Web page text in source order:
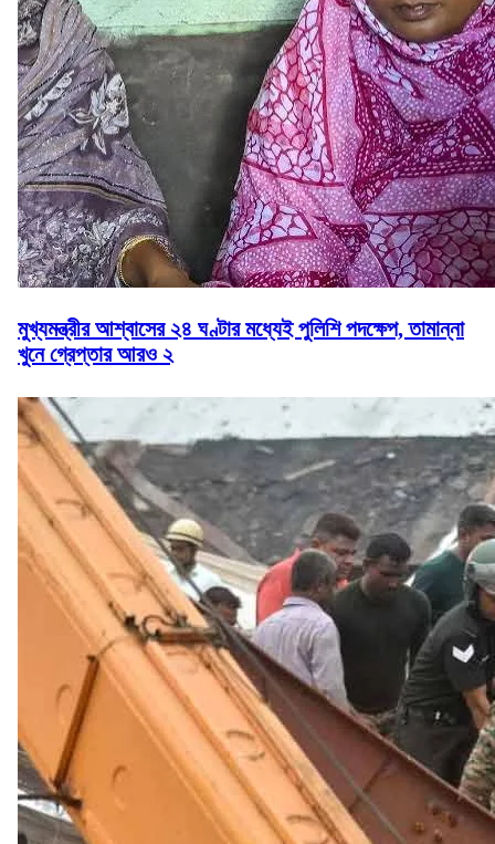
মুখ্যমন্ত্রীর আশ্বাসের ২৪ ঘণ্টার মধ্যেই পুলিশি পদক্ষেপ, তামান্না
খুনে গ্রেপ্তার আরও ২